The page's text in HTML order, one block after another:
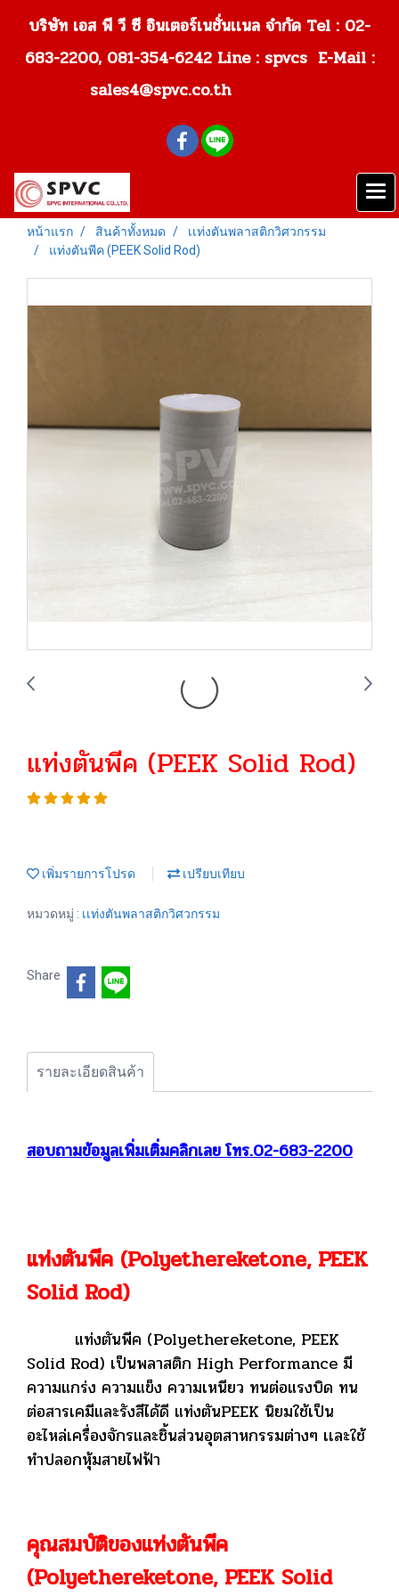
บริษัท เอส พี วี ซี อินเตอร์เนชั่นเเนล จำกัด Tel : 02-
683-2200, 081-354-6242 Line : spvcs E-Mail :
sales4@spvc.co.th
หน้าแรก สินค้าทั้งหมด
เเท่งตันพลาสติกวิศวกรรม
แท่งตันพีค (PEEK Solid Rod)
แท่งตันพีค (PEEK Solid Rod)
เพิ่มรายการโปรด เปรียบเทียบ
หมวดหมู่ : เเท่งตันพลาสติกวิศวกรรม
Share
รายละเอียดสินค้า
สอบถามข้อมูลเพิ่มเติ่มคลิกเลย โทร.02-683-2200
แท่งตันพีค (Polyethereketone, PEEK
Solid Rod)
แท่งตันพีค (Polyethereketone, PEEK
Solid Rod) เป็นพลาสติก High Performance มี
ความแกร่ง ความแข็ง ความเหนียว ทนต่อแรงบิด ทน
ต่อสารเคมีและรังสีได้ดี แท่งตันPEEK นิยมใช้เป็น
อะไหล่เครื่องจักรและชิ้นส่วนอุตสาหกรรมต่างๆ เเละใช้
ทำปลอกหุ้มสายไฟฟ้า
คุณสมบัติของแท่งตันพีค
(Polyethereketone, PEEK Solid